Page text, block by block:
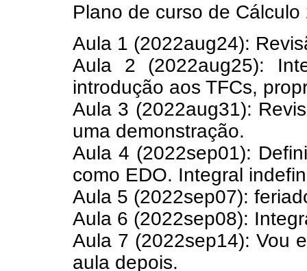
Plano de curso de Cálculo
Aula 1 (2022aug24):
Aula 2 (2022aug25):
introdução aos TFCs,
Aula 3 (2022aug31):
uma demonstração.
Aula 4 (2022sep01):
como EDO. Integral
Aula 5 (2022sep07):
Aula 6 (2022sep08):
Aula 7 (2022sep14): Vou
aula depois.